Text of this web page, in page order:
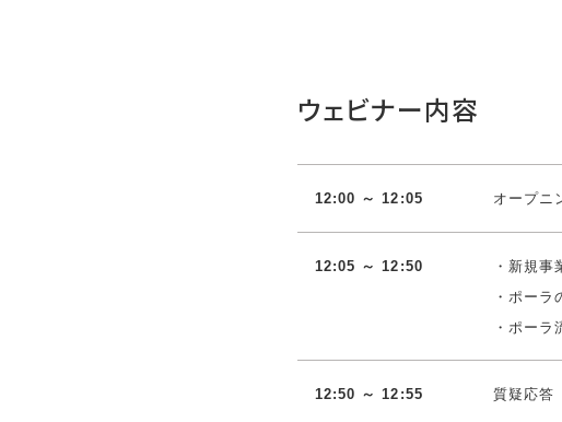
ウェビナー内容
12:00 ～ 12:05 オープニ
12:05 ～ 12:50
・新規
・ポー
・ポー
12:50 ～ 12:55 質疑応答